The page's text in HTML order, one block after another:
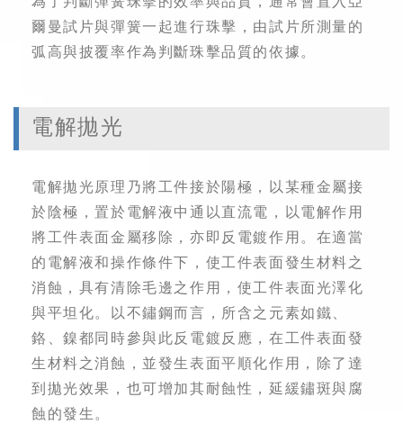
爾曼試片與彈簧一起進行珠擊，由試片所測量的
弧高與披覆率作為判斷珠擊品質的依據。
電解拋光
電解拋光原理乃將工件接於陽極，以某種金屬接
於陰極，置於電解液中通以直流電，以電解作用
將工件表面金屬移除，亦即反電鍍作用。在適當
的電解液和操作條件下，使工件表面發生材料之
消蝕，具有清除毛邊之作用，使工件表面光澤化
與平坦化。以不鏽鋼而言，所含之元素如鐵、
鉻、鎳都同時參與此反電鍍反應，在工件表面發
生材料之消蝕，並發生表面平順化作用，除了達
到拋光效果，也可增加其耐蝕性，延緩鏽斑與腐
蝕的發生。